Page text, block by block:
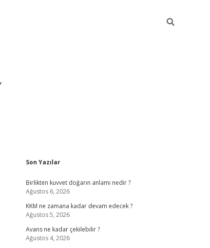
Sidebar
Son Yazılar
Birlikten kuvvet doğarın anlamı nedir ?
Ağustos 6, 2026
KKM ne zamana kadar devam edecek ?
Ağustos 5, 2026
Avans ne kadar çekilebilir ?
Ağustos 4, 2026